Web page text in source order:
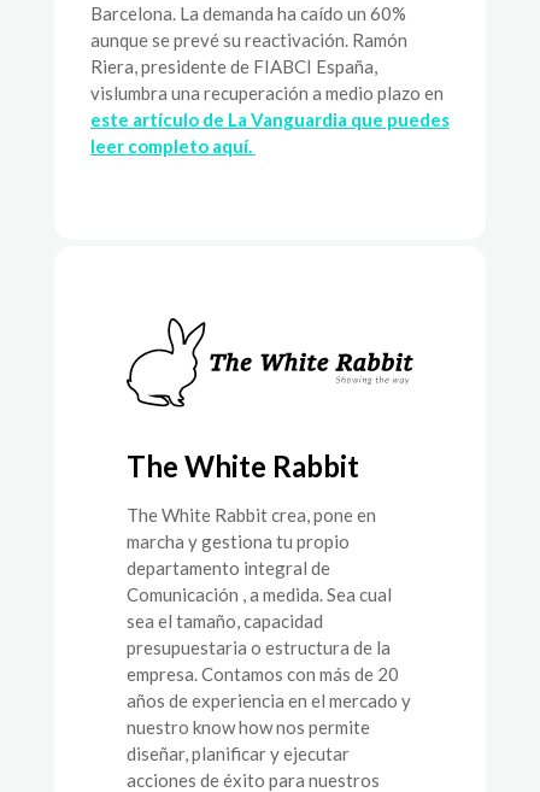
Barcelona. La demanda ha caído un 60%
aunque se prevé su reactivación. Ramón
Riera, presidente de FIABCI España,
vislumbra una recuperación a medio plazo en
este artículo de La Vanguardia que puedes
leer completo aquí.
The White Rabbit
The White Rabbit crea, pone en
marcha y gestiona tu propio
departamento integral de
Comunicación , a medida. Sea cual
sea el tamaño, capacidad
presupuestaria o estructura de la
empresa. Contamos con más de 20
años de experiencia en el mercado y
nuestro know how nos permite
diseñar, planificar y ejecutar
acciones de éxito para nuestros